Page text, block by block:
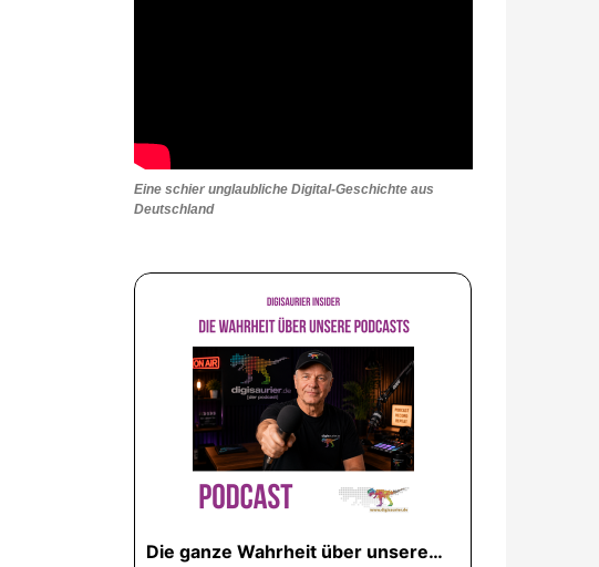
Eine schier unglaubliche Digital-Geschichte aus
Deutschland